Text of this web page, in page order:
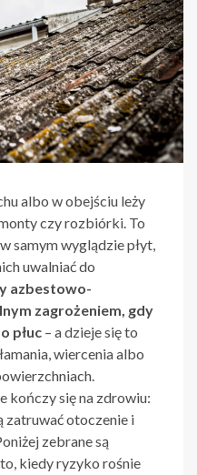
albo w obejściu leży
czy rozbiórki. To
samym wyglądzie płyt,
uwalniać do
azbestowo-
zagrożeniem, gdy
płuc – a dzieje się to
wiercenia albo
kończy się na zdrowiu:
otoczenie i
zebrane są
kiedy ryzyko rośnie